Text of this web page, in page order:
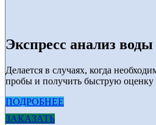
Экспресс анализ воды
Делается в случаях, когда
пробы и получить быструю оценку
ПОДРОБНЕЕ
ЗАКАЗАТЬ